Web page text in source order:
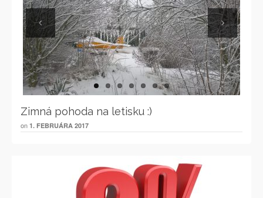
Previous Next
Zimná pohoda na letisku :)
on 1. FEBRUÁRA 2017